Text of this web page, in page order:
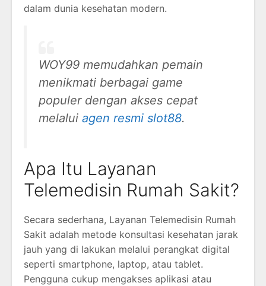
dalam dunia kesehatan modern.
WOY99 memudahkan pemain
menikmati berbagai game
populer dengan akses cepat
melalui agen resmi slot88.
Apa Itu Layanan
Telemedisin Rumah Sakit?
Secara sederhana, Layanan Telemedisin Rumah
Sakit adalah metode konsultasi kesehatan jarak
jauh yang di lakukan melalui perangkat digital
seperti smartphone, laptop, atau tablet.
Pengguna cukup mengakses aplikasi atau